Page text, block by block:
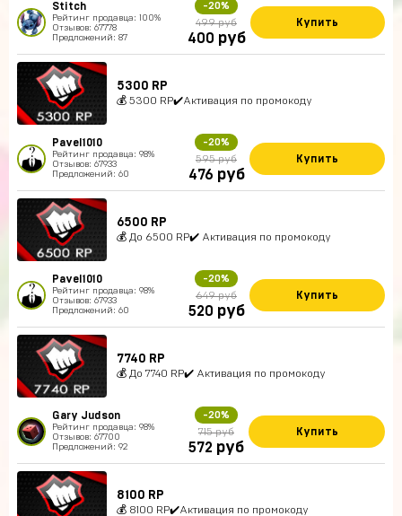
Stitch
Рейтинг продавца: 100%
Отзывов: 67778
Предложений: 87
-20%
499 руб
400 руб
Купить
5300 RP
💰 5300 RP✔️Активация по промокоду
Pavel1010
Рейтинг продавца: 98%
Отзывов: 67933
Предложений: 60
-20%
595 руб
476 руб
Купить
6500 RP
💰 До 6500 RP✔️ Активация по промокоду
Pavel1010
Рейтинг продавца: 98%
Отзывов: 67933
Предложений: 60
-20%
649 руб
520 руб
Купить
7740 RP
💰 До 7740 RP✔️ Активация по промокоду
Gary Judson
Рейтинг продавца: 98%
Отзывов: 67700
Предложений: 92
-20%
715 руб
572 руб
Купить
8100 RP
💰 8100 RP✔️Активация по промокоду